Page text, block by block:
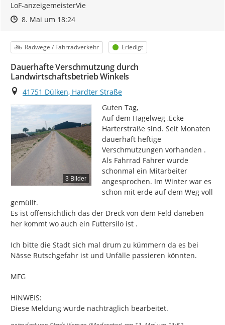
LoF-anzeigemeisterVie
Zeitpunkt des Erstellens
Zeitpunkt des Erstellens
8. Mai um 18:24Zur Äußerung
Kategorie
Radwege / Fahrradverkehr Status
Erledigt
Dauerhafte Verschmutzung durch
Landwirtschaftsbetrieb Winkels
Ort
41751 Dülken, Hardter Straße
3 Bilder
Guten Tag,
Auf dem Hagelweg ,Ecke
Harterstraße sind. Seit Monaten
dauerhaft heftige
Verschmutzungen vorhanden .
Als Fahrrad Fahrer wurde
schonmal ein Mitarbeiter
angesprochen. Im Winter war es
schon mit erde auf dem Weg voll
gemüllt.
Es ist offensichtlich das der Dreck von dem Feld daneben
her kommt wo auch ein Futtersilo ist .
Ich bitte die Stadt sich mal drum zu kümmern da es bei
Nässe Rutschgefahr ist und Unfälle passieren könnten.
MFG
HINWEIS:
Diese Meldung wurde nachträglich bearbeitet.